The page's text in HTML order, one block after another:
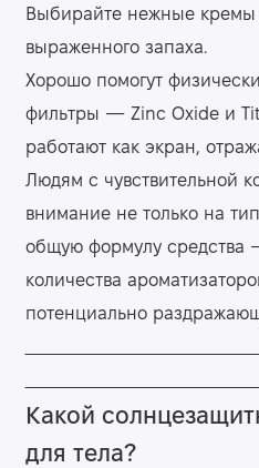
Выбирайте нежные кремы
выраженного запаха.
Хорошо помогут
фильтры — Zinc Oxide и
работают как экран,
Людям с чувствительной
внимание не только на
общую формулу средства
количества
потенциально
Какой
для тела?